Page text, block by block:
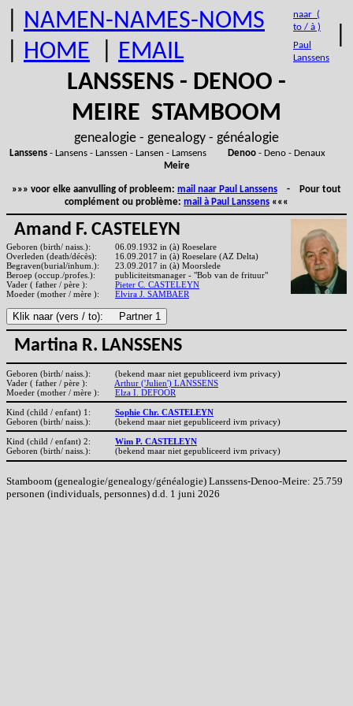
NAMEN-NAMES-NOMS
HOME EMAIL
naar (
to / à )
Paul
Lanssens
LANSSENS - DENOO -
MEIRE STAMBOOM
genealogie - genealogy - généalogie
Lanssens- Lansens - Lanssen - Lansen - Lamsens Denoo- Deno - Denaux
Meire
»»» voor elke aanvulling of probleem: mail naar Paul Lanssens - Pour tout
complément ou problème: mail à Paul Lanssens «««
Amand F. CASTELEYN
Geboren (birth/ naiss.):
06.09.1932 in (à) Roeselare
Overleden (death/décès):
16.09.2017 in (à) Roeselare (AZ Delta)
Begraven(burial/inhum.):
23.09.2017 in (à) Moorslede
Beroep (occup./profes.):
publiciteitsmanager - "Bob van de frituur"
Vader ( father / père ):
Pieter C. CASTELEYN
Moeder (mother / mère ):
Elvira J. SAMBAER
Martina R. LANSSENS
Geboren (birth/ naiss.):
(bekend maar niet gepubliceerd ivm privacy)
Vader ( father / père ):
Arthur ('Julien') LANSSENS
Moeder (mother / mère ):
Elza I. DEFOOR
Kind (child / enfant) 1:
Sophie Chr. CASTELEYN
Geboren (birth/ naiss.):
(bekend maar niet gepubliceerd ivm privacy)
Kind (child / enfant) 2:
Wim P. CASTELEYN
Geboren (birth/ naiss.):
(bekend maar niet gepubliceerd ivm privacy)
Stamboom (genealogie/genealogy/généalogie) Lanssens-Denoo-Meire: 25.759
personen (individuals, personnes) d.d. 1 juni 2026